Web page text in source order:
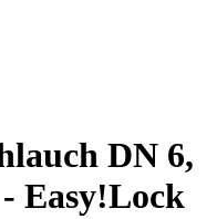
DN 6,
Easy!Lock